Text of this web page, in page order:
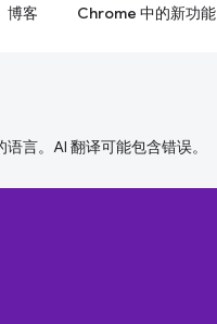
博客 Chrome 中的新功能
言。AI 翻译可能包含错误。